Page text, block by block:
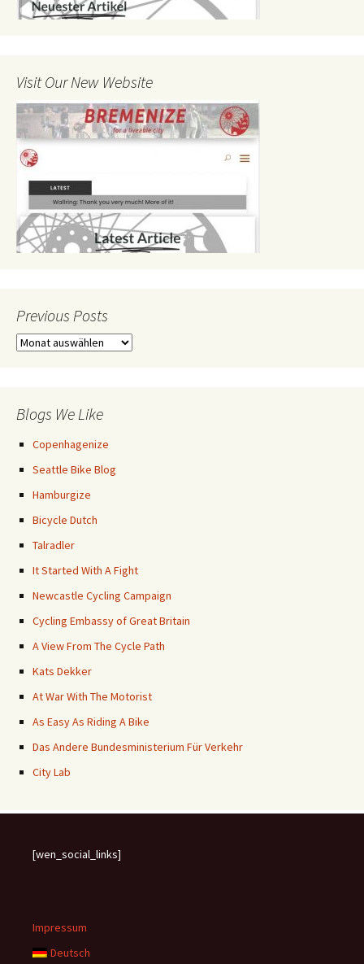
Visit Our New Website
Previous Posts
Previous
Blogs We Like
Copenhagenize
Seattle Bike Blog
Hamburgize
Bicycle Dutch
Talradler
It Started With A Fight
Newcastle Cycling Campaign
Cycling Embassy of Great Britain
A View From The Cycle Path
Kats Dekker
At War With The Motorist
As Easy As Riding A Bike
Das Andere Bundesministerium Für Verkehr
City Lab
[wen_social_links]
Impressum
Deutsch